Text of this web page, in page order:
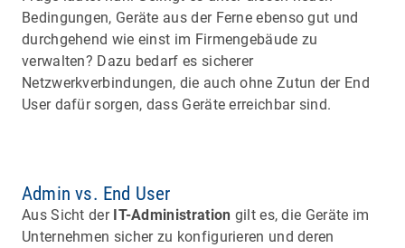
Bedingungen, Geräte aus der Ferne ebenso gut und
durchgehend wie einst im Firmengebäude zu
verwalten? Dazu bedarf es sicherer
Netzwerkverbindungen, die auch ohne Zutun der End
User dafür sorgen, dass Geräte erreichbar sind.
Admin vs. End User
Aus Sicht der IT-Administration gilt es, die Geräte im
Unternehmen sicher zu konfigurieren und deren